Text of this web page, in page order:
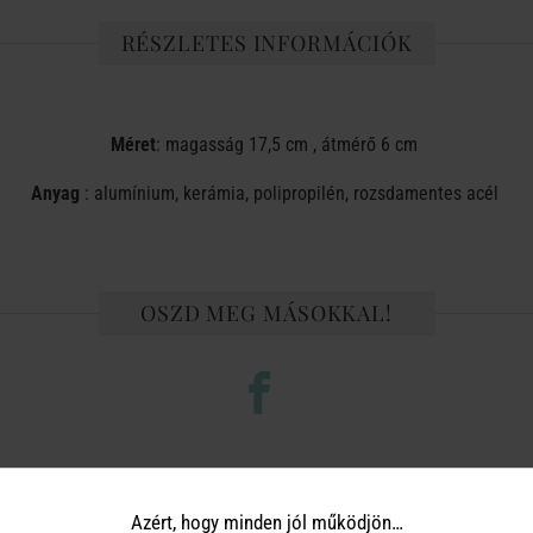
RÉSZLETES INFORMÁCIÓK
Méret: magasság 17,5 cm , átmérő 6 cm
Anyag : alumínium, kerámia, polipropilén, rozsdamentes acél
OSZD MEG MÁSOKKAL!
Azért, hogy minden jól működjön…